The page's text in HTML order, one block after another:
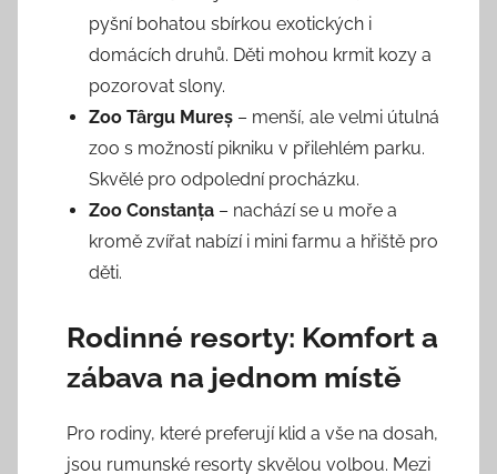
pyšní bohatou sbírkou exotických i
domácích druhů. Děti mohou krmit kozy a
pozorovat slony.
Zoo Târgu Mureș – menší, ale velmi útulná
zoo s možností pikniku v přilehlém parku.
Skvělé pro odpolední procházku.
Zoo Constanța – nachází se u moře a
kromě zvířat nabízí i mini farmu a hřiště pro
děti.
Rodinné resorty: Komfort a
zábava na jednom místě
Pro rodiny, které preferují klid a vše na dosah,
jsou rumunské resorty skvělou volbou. Mezi